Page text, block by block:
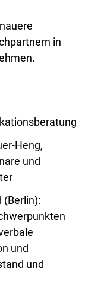
in
Heng,
und
(Berlin):
und
und